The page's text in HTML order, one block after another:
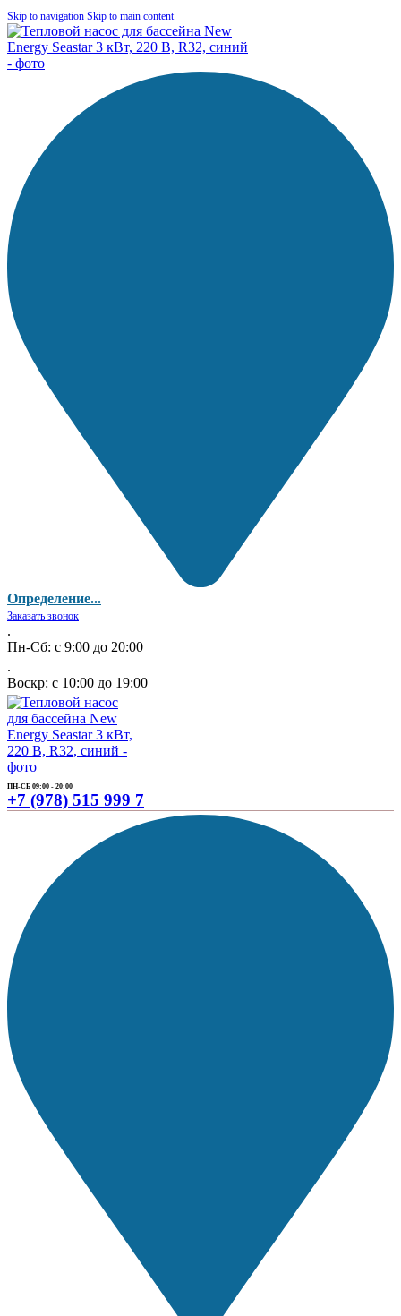
Skip to navigation Skip to main content
Определение...
Заказать звонок
.
Пн-Сб: с 9:00 до 20:00
.
Воскр: с 10:00 до 19:00
ПН-СБ 09:00 - 20:00
+7 (978) 515 999 7